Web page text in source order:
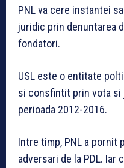
PNL va cere instantei
juridic prin denuntarea
fondatori.
USL este o entitate
si consfintit prin vota si
perioada 2012-2016.
Intre timp, PNL a
adversari de la PDL.